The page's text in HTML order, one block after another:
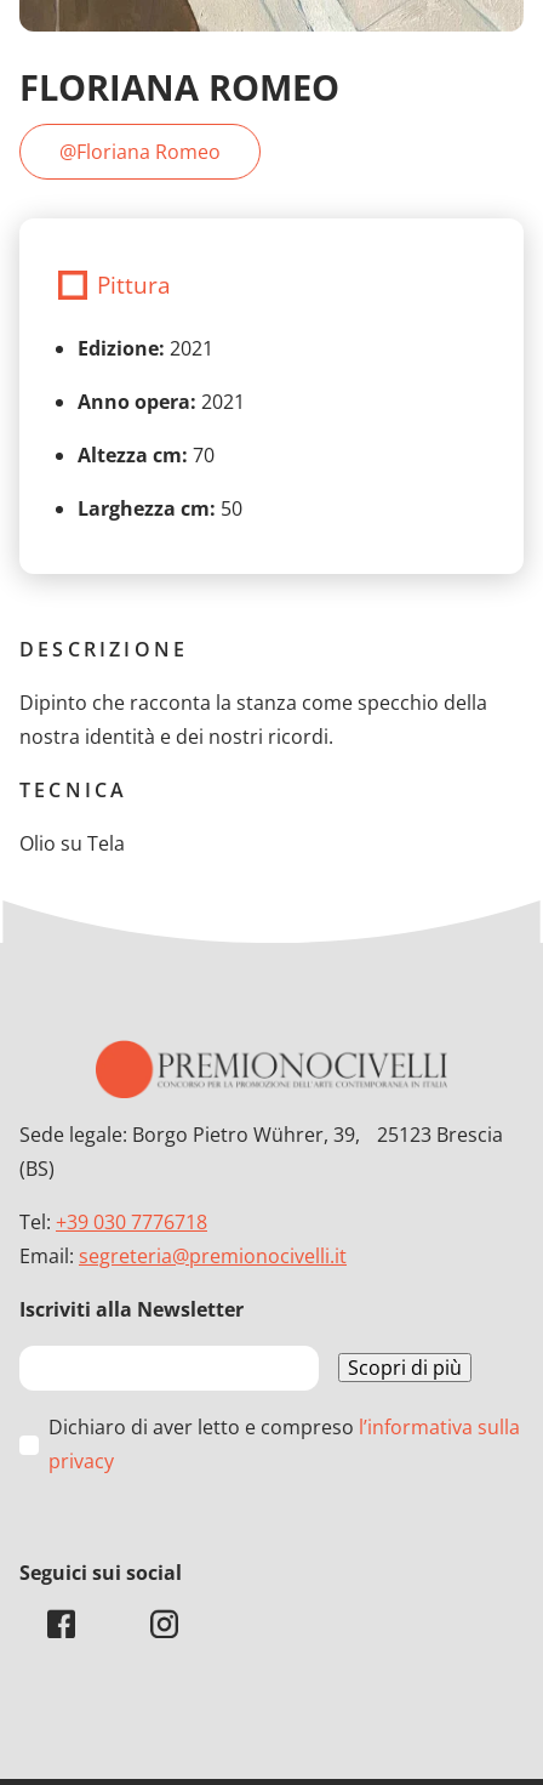
FLORIANA ROMEO
@Floriana Romeo
Pittura
Edizione: 2021
Anno opera: 2021
Altezza cm: 70
Larghezza cm: 50
DESCRIZIONE
Dipinto che racconta la stanza come specchio della
nostra identità e dei nostri ricordi.
TECNICA
Olio su Tela
Sede legale: Borgo Pietro Wührer, 39, 25123 Brescia
(BS)
Tel: +39 030 7776718
Email: segreteria@premionocivelli.it
Iscriviti alla Newsletter
Dichiaro di aver letto e compreso l’informativa sulla
privacy
Seguici sui social